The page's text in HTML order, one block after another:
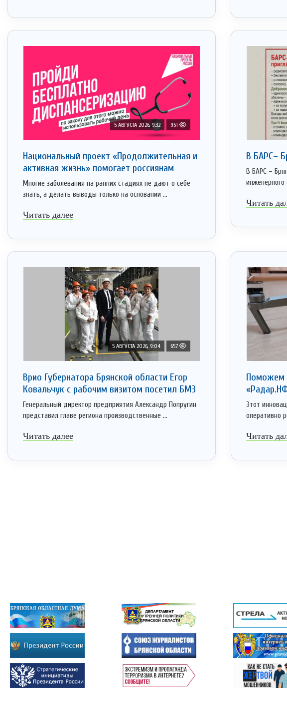
5 АВГУСТА 2026, 9:32 951
Национальный проект «Продолжительная и
активная жизнь» помогает россиянам
Многие заболевания на ранних стадиях не дают о себе
знать, а делать выводы только на основании ...
Читать далее
В БАРС–
В БАРС –
инженерного
Читать
5 АВГУСТА 2026, 9:04 657
Врио Губернатора Брянской области Егор
Ковальчук с рабочим визитом посетил БМЗ
Генеральный директор предприятия Александр Попругин
представил главе региона производственные ...
Читать далее
Поможем
Этот
оперативно
Читать